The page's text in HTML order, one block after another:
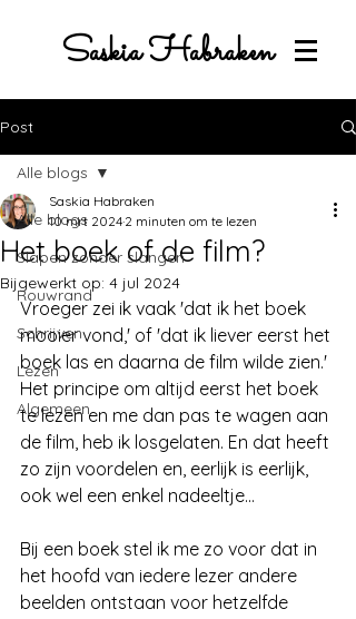
Saskia Habraken
Post
Alle blogs
Slapen zonder slangen
Rouwrand
Schrijven
Lezen
Algemeen
Alle blogs
Het boek of de film?
Saskia Habraken
10 mrt 2024 2 minuten om te lezen
Bijgewerkt op: 4 jul 2024
Vroeger zei ik vaak 'dat ik het boek
mooier vond,' of 'dat ik liever eerst het
boek las en daarna de film wilde zien.'
Het principe om altijd eerst het boek
te lezen en me dan pas te wagen aan
de film, heb ik losgelaten. En dat heeft
zo zijn voordelen en, eerlijk is eerlijk,
ook wel een enkel nadeeltje...
Bij een boek stel ik me zo voor dat in
het hoofd van iedere lezer andere
beelden ontstaan voor hetzelfde